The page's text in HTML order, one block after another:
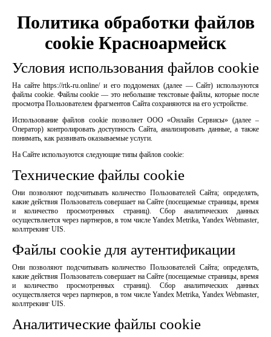
Политика обработки файлов
cookie Красноармейск
Условия использования файлов cookie
На сайте https://rtk-ru.online/ и его поддоменах (далее — Сайт) используются
файлы cookie. Файлы cookie — это небольшие текстовые файлы, которые после
просмотра Пользователем фрагментов Сайта сохраняются на его устройстве.
Использование файлов cookie позволяет ООО «Онлайн Сервисы» (далее –
Оператор) контролировать доступность Сайта, анализировать данные, а также
понимать, как развивать оказываемые услуги.
На Сайте используются следующие типы файлов cookie:
Технические файлы cookie
Они позволяют подсчитывать количество Пользователей Сайта; определять,
какие действия Пользователь совершает на Сайте (посещаемые страницы, время
и количество просмотренных страниц). Сбор аналитических данных
осуществляется через партнеров, в том числе Yandex Metrika, Yandex Webmaster,
коллтрекинг UIS.
Файлы cookie для аутентификации
Они позволяют подсчитывать количество Пользователей Сайта; определять,
какие действия Пользователь совершает на Сайте (посещаемые страницы, время
и количество просмотренных страниц). Сбор аналитических данных
осуществляется через партнеров, в том числе Yandex Metrika, Yandex Webmaster,
коллтрекинг UIS.
Аналитические файлы cookie